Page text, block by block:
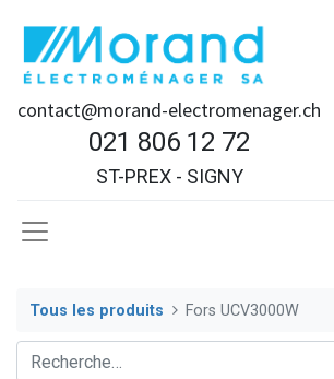
contact@morand-electromenager.ch
021 806 12 72
ST-PREX - SIGNY
Tous les produits Fors UCV3000W